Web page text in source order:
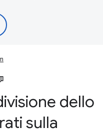
dello
sulla